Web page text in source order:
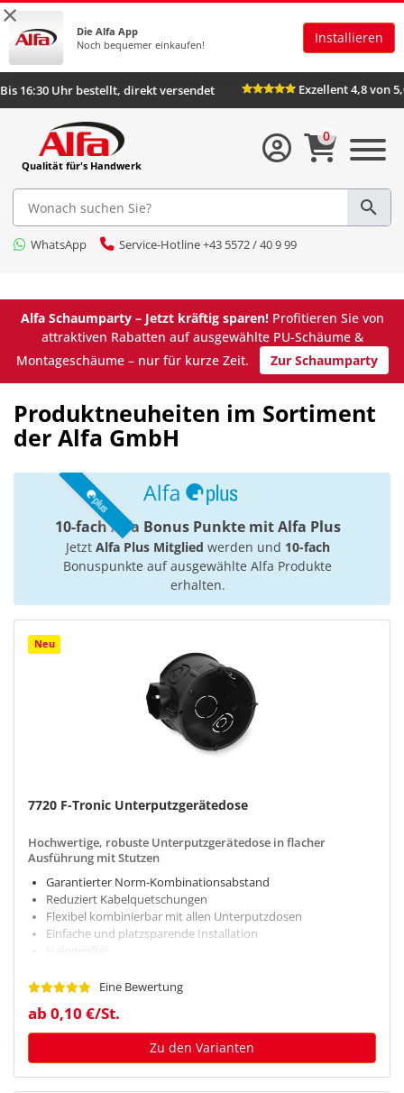
×
Die Alfa App
Noch bequemer einkaufen!
Installieren
Bis 16:30 Uhr bestellt, direkt versendet
Qualität für's Handwerk
WhatsApp Service-Hotline +43 5572 / 40 9 99
0
Alfa Schaumparty – Jetzt kräftig sparen!Profitieren Sie von
attraktiven Rabatten auf ausgewählte PU-Schäume &
Montageschäume – nur für kurze Zeit.
Zur Schaumparty
Produktneuheiten im Sortiment
der Alfa GmbH
10-fach Alfa Bonus Punkte mit Alfa Plus
Jetzt Alfa Plus Mitglied werden und 10-fach
Bonuspunkte auf ausgewählte Alfa Produkte
erhalten.
Neu
7720 F-Tronic Unterputzgerätedose
Hochwertige, robuste Unterputzgerätedose in flacher
Ausführung mit Stutzen
Garantierter Norm-Kombinationsabstand
Reduziert Kabelquetschungen
Flexibel kombinierbar mit allen Unterputzdosen
Einfache und platzsparende Installation
Halogenfrei
Eine Bewertung
ab 0,10 €/St.
Zu den Varianten